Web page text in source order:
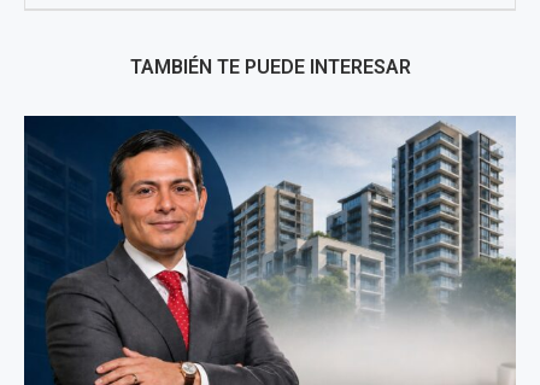
TAMBIÉN TE PUEDE INTERESAR